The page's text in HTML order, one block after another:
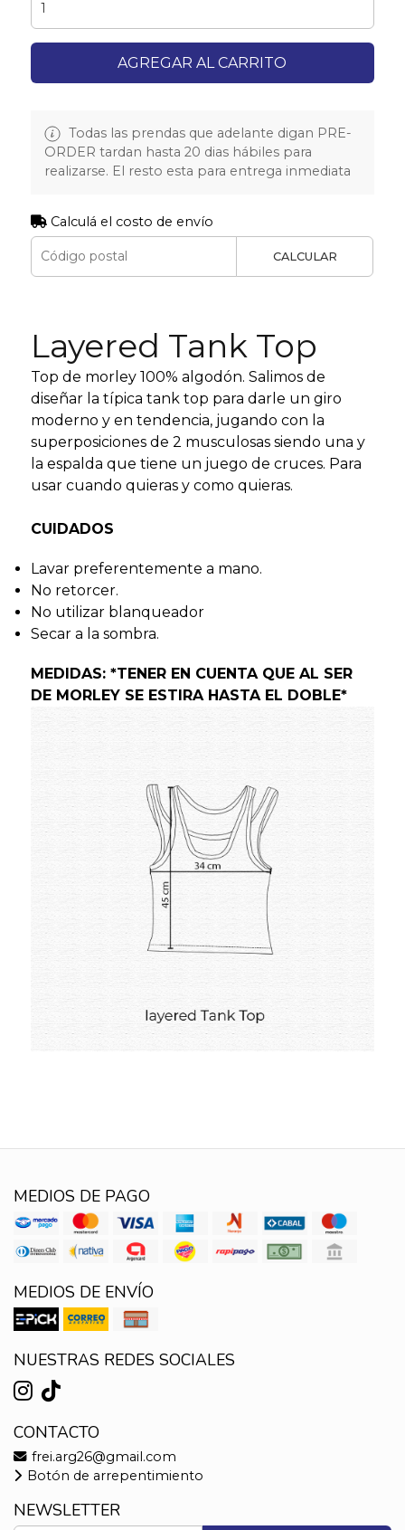
AGREGAR AL CARRITO
Todas las prendas que adelante digan PRE-
ORDER tardan hasta 20 dias hábiles para
realizarse. El resto esta para entrega inmediata
Calculá el costo de envío
CALCULAR
Layered Tank Top
Top de morley 100% algodón. Salimos de
diseñar la típica tank top para darle un giro
moderno y en tendencia, jugando con la
superposiciones de 2 musculosas siendo una y
la espalda que tiene un juego de cruces. Para
usar cuando quieras y como quieras.
CUIDADOS
Lavar preferentemente a mano.
No retorcer.
No utilizar blanqueador
Secar a la sombra.
MEDIDAS: *TENER EN CUENTA QUE AL SER
DE MORLEY SE ESTIRA HASTA EL DOBLE*
MEDIOS DE PAGO
MEDIOS DE ENVÍO
NUESTRAS REDES SOCIALES
CONTACTO
frei.arg26@gmail.com
Botón de arrepentimiento
NEWSLETTER